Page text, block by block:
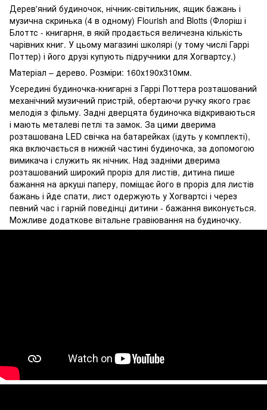
Дерев'яний будиночок, нічник-світильник, ящик бажань і
музична скринька (4 в одному) Flourish and Blotts (Флоріш і
Блоттс - книгарня, в якій продається величезна кількість
чарівних книг. У цьому магазині школярі (у тому числі Гаррі
Поттер) і його друзі купують підручники для Хогвартсу.)
Матеріал – дерево. Розміри: 160х190х310мм.
Усередині будиночка-книгарні з Гаррі Поттера розташований
механічний музичний пристрій, обертаючи ручку якого грає
мелодія з фільму. Задні дверцята будиночка відкриваються
і мають металеві петлі та замок. За цими дверима
розташована LED свічка на батарейках (ідуть у комплекті),
яка включається в нижній частині будиночка, за допомогою
вимикача і служить як нічник. Над задніми дверима
розташований широкий проріз для листів, дитина пише
бажання на аркуші паперу, поміщає його в проріз для листів
бажань і йде спати, лист одержують у Хогвартсі і через
певний час і гарній поведінці дитини - бажання виконується.
Можливе додаткове вітальне гравіювання на будиночку.